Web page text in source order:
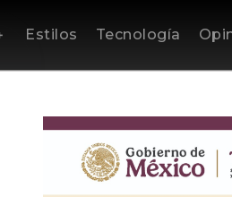
Estilos Tecnología